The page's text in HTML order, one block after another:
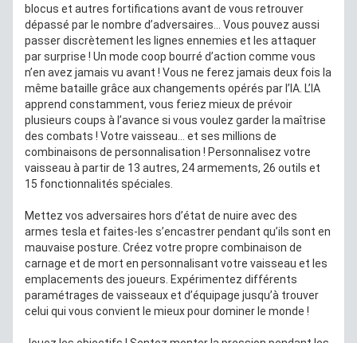
blocus et autres fortifications avant de vous retrouver
dépassé par le nombre d’adversaires… Vous pouvez aussi
passer discrètement les lignes ennemies et les attaquer
par surprise ! Un mode coop bourré d’action comme vous
n’en avez jamais vu avant ! Vous ne ferez jamais deux fois la
même bataille grâce aux changements opérés par l’IA. L’IA
apprend constamment, vous feriez mieux de prévoir
plusieurs coups à l’avance si vous voulez garder la maîtrise
des combats ! Votre vaisseau… et ses millions de
combinaisons de personnalisation ! Personnalisez votre
vaisseau à partir de 13 autres, 24 armements, 26 outils et
15 fonctionnalités spéciales.
Mettez vos adversaires hors d’état de nuire avec des
armes tesla et faites-les s’encastrer pendant qu’ils sont en
mauvaise posture. Créez votre propre combinaison de
carnage et de mort en personnalisant votre vaisseau et les
emplacements des joueurs. Expérimentez différents
paramétrages de vaisseaux et d’équipage jusqu’à trouver
celui qui vous convient le mieux pour dominer le monde !